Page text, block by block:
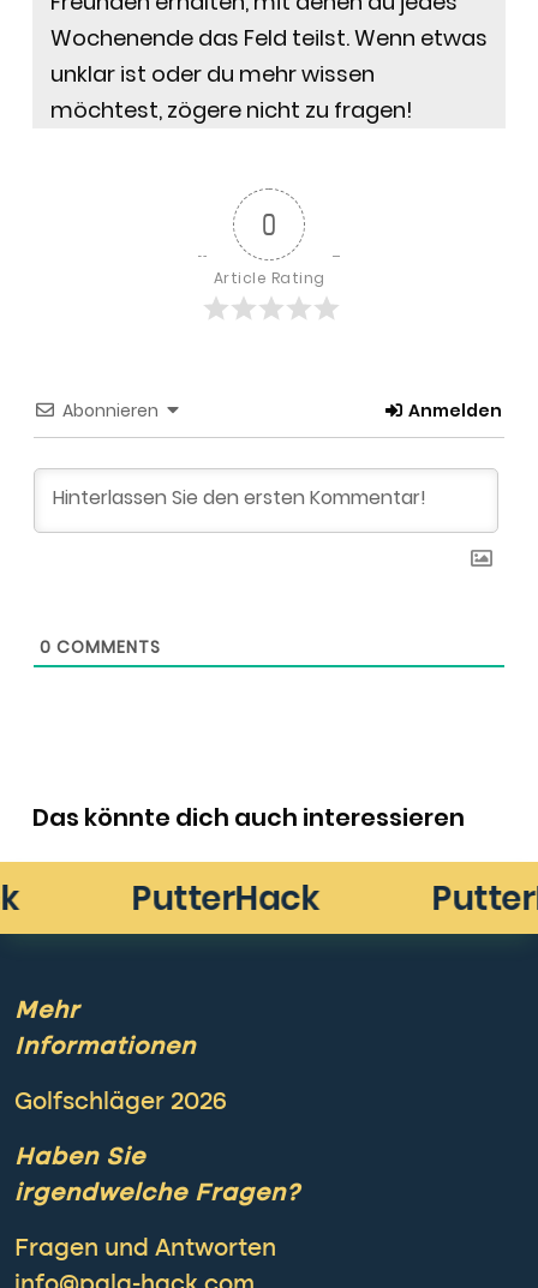
Wochenende das Feld teilst. Wenn etwas
unklar ist oder du mehr wissen
möchtest, zögere nicht zu fragen!
0
Article Rating
Abonnieren Anmelden
0 COMMENTS
Das könnte dich auch interessieren
Mehr
Informationen
Golfschläger 2026
Haben Sie
irgendwelche Fragen?
Fragen und Antworten